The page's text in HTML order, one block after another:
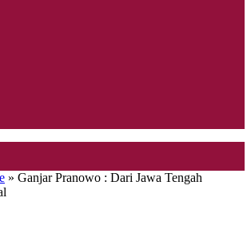
» Ganjar Pranowo : Dari Jawa Tengah